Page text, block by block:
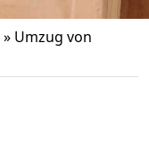
» Umzug von